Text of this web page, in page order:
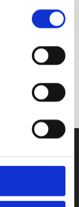
ma-ke 10-19, to-